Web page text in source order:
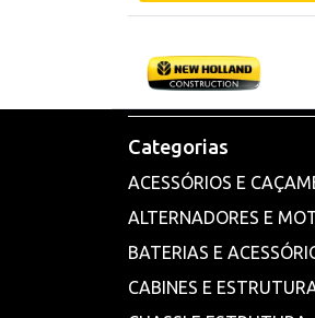
Categorias
ACESSÓRIOS E
ALTERNADORES E
BATERIAS E
CABINES E